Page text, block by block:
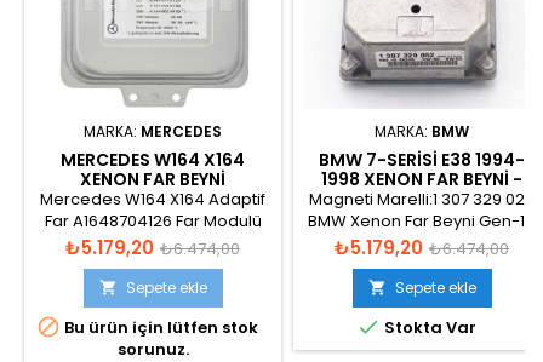
MARKA: MERCEDES
MERCEDES W164 X164
XENON FAR BEYNI
A1648704126
Mercedes W164 X164 Adaptif
Far A1648704126 Far Modulü
W164 X164 Ahl Xenon Ils Led
Fiyat
₺5.179,20 Normal
fiyat
₺6.474,00
 Sepete ekle
 Bu ürün için lütfen stok
sorunuz.
MARKA: BMW
BMW 7-SERISI E38 1994-
1998 XENON FAR BEYNI -
61358352460
Magneti Marelli:1 307 329 023
BMW Xenon Far Beyni Gen-1 -
LRA960
Fiyat
₺5.179,20 Normal
fiyat
₺6.474,00
 Sepete ekle
 Stokta Var